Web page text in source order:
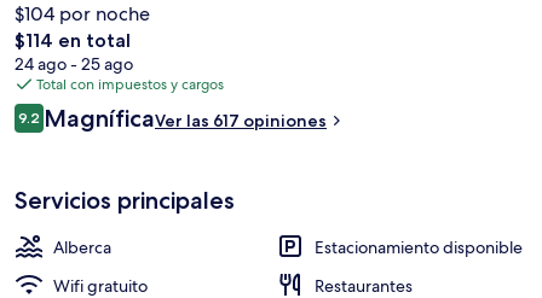
$104 por noche
El
precio
total
es
de
$114 en total
24 ago - 25 ago
Total con impuestos y cargos
Opiniones
9.29.2 de 10,
MagníficaVer las 617 opiniones
Servicios principales
Alberca
Estacionamiento disponible
Wifi gratuito
Restaurantes